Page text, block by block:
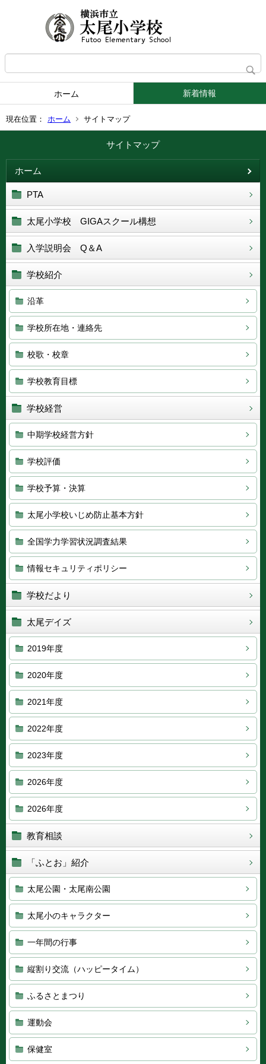
ホーム 新着情報
現在位置： ホーム サイトマップ
サイトマップ
ホーム
PTA
太尾小学校 GIGAスクール構想
入学説明会 Q＆A
学校紹介
沿革
学校所在地・連絡先
校歌・校章
学校教育目標
学校経営
中期学校経営方針
学校評価
学校予算・決算
太尾小学校いじめ防止基本方針
全国学力学習状況調査結果
情報セキュリティポリシー
学校だより
太尾デイズ
2019年度
2020年度
2021年度
2022年度
2023年度
2026年度
2026年度
教育相談
「ふとお」紹介
太尾公園・太尾南公園
太尾小のキャラクター
一年間の行事
縦割り交流（ハッピータイム）
ふるさとまつり
運動会
保健室